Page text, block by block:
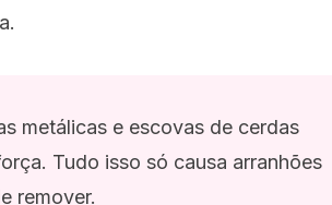
metálicas e escovas de cerdas
Tudo isso só causa arranhões
remover.